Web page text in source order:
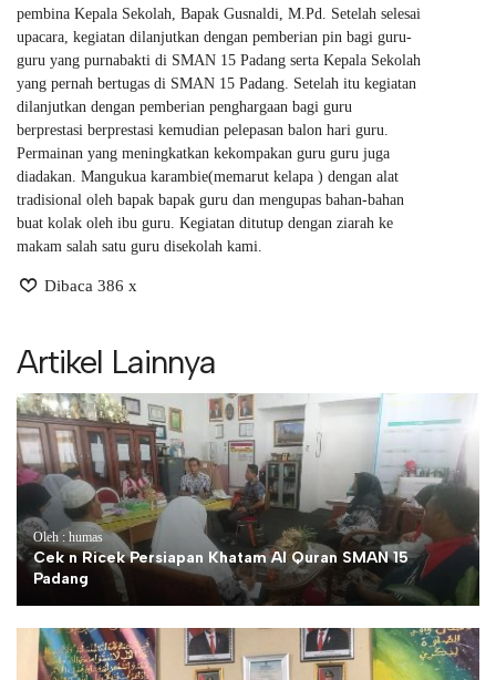
pembina Kepala Sekolah, Bapak Gusnaldi, M.Pd. Setelah selesai
upacara, kegiatan dilanjutkan dengan pemberian pin bagi guru-
guru yang purnabakti di SMAN 15 Padang serta Kepala Sekolah
yang pernah bertugas di SMAN 15 Padang. Setelah itu kegiatan
dilanjutkan dengan pemberian penghargaan bagi guru
berprestasi berprestasi kemudian pelepasan balon hari guru.
Permainan yang meningkatkan kekompakan guru guru juga
diadakan. Mangukua karambie(memarut kelapa ) dengan alat
tradisional oleh bapak bapak guru dan mengupas bahan-bahan
buat kolak oleh ibu guru. Kegiatan ditutup dengan ziarah ke
makam salah satu guru disekolah kami.
Dibaca 386 x
Artikel Lainnya
Oleh : humas
Cek n Ricek Persiapan Khatam Al Quran SMAN 15
Padang